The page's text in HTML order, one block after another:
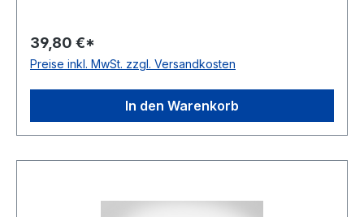
m)m FDA-Zulassung ja Zugstrang nein
Shorehärte 80° Shore A
39,80 €*
Preise inkl. MwSt. zzgl. Versandkosten
In den Warenkorb